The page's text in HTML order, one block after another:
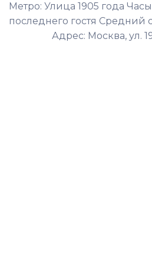
Метро: Улица 1905 года
последнего гостя Средний
Адрес: Москва, ул.